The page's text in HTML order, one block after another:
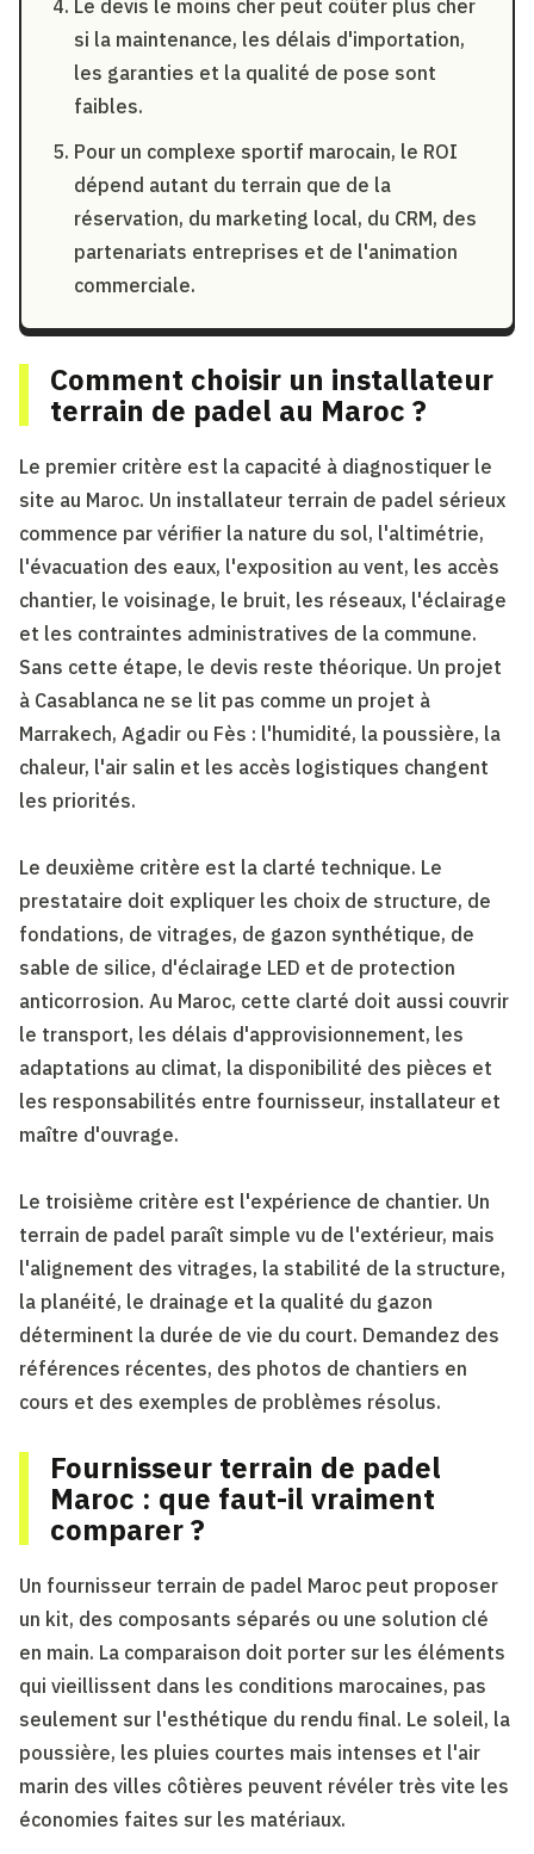
Le devis le moins cher peut coûter plus cher
si la maintenance, les délais d'importation,
les garanties et la qualité de pose sont
faibles.
Pour un complexe sportif marocain, le ROI
dépend autant du terrain que de la
réservation, du marketing local, du CRM, des
partenariats entreprises et de l'animation
commerciale.
Comment choisir un installateur
terrain de padel au Maroc ?
Le premier critère est la capacité à diagnostiquer le
site au Maroc. Un installateur terrain de padel sérieux
commence par vérifier la nature du sol, l'altimétrie,
l'évacuation des eaux, l'exposition au vent, les accès
chantier, le voisinage, le bruit, les réseaux, l'éclairage
et les contraintes administratives de la commune.
Sans cette étape, le devis reste théorique. Un projet
à Casablanca ne se lit pas comme un projet à
Marrakech, Agadir ou Fès : l'humidité, la poussière, la
chaleur, l'air salin et les accès logistiques changent
les priorités.
Le deuxième critère est la clarté technique. Le
prestataire doit expliquer les choix de structure, de
fondations, de vitrages, de gazon synthétique, de
sable de silice, d'éclairage LED et de protection
anticorrosion. Au Maroc, cette clarté doit aussi couvrir
le transport, les délais d'approvisionnement, les
adaptations au climat, la disponibilité des pièces et
les responsabilités entre fournisseur, installateur et
maître d'ouvrage.
Le troisième critère est l'expérience de chantier. Un
terrain de padel paraît simple vu de l'extérieur, mais
l'alignement des vitrages, la stabilité de la structure,
la planéité, le drainage et la qualité du gazon
déterminent la durée de vie du court. Demandez des
références récentes, des photos de chantiers en
cours et des exemples de problèmes résolus.
Fournisseur terrain de padel
Maroc : que faut-il vraiment
comparer ?
Un fournisseur terrain de padel Maroc peut proposer
un kit, des composants séparés ou une solution clé
en main. La comparaison doit porter sur les éléments
qui vieillissent dans les conditions marocaines, pas
seulement sur l'esthétique du rendu final. Le soleil, la
poussière, les pluies courtes mais intenses et l'air
marin des villes côtières peuvent révéler très vite les
économies faites sur les matériaux.